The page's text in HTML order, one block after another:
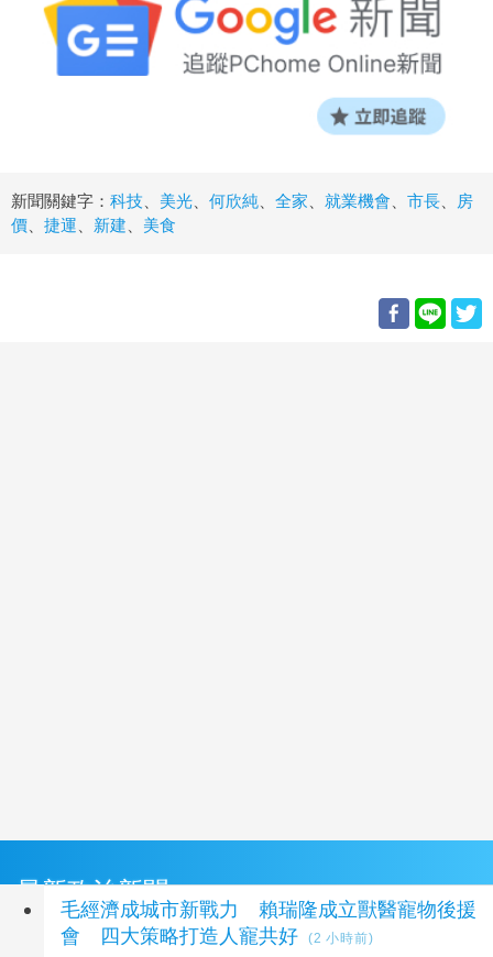
新聞關鍵字： 科技、 美光、 何欣純、 全家、 就業機會、 市長、 房
價、 捷運、 新建、 美食
最新政治新聞
毛經濟成城市新戰力 賴瑞隆成立獸醫寵物後援
會 四大策略打造人寵共好
(2 小時前)